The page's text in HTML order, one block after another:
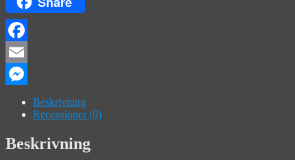
Facebook
Email
Messenger
Beskrivning
Recensioner (0)
Beskrivning